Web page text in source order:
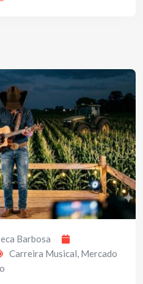
Barbosa
Carreira Musical, Mercado